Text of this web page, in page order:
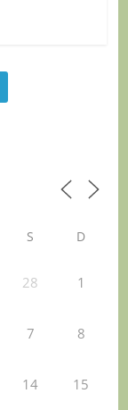
S D
28 1
7 8
14 15